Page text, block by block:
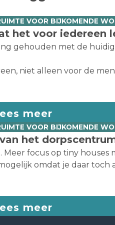
VOOR BIJKOMENDE
het voor iedereen
gehouden met de
niet alleen voor de
meer
VOOR BIJKOMENDE
het
focus op tiny
omdat je daar
meer